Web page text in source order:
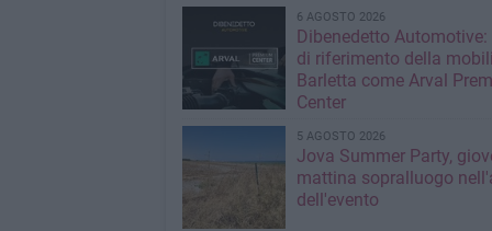
6 AGOSTO 2026
Dibenedetto
di riferimento della
Barletta come Arval
Center
5 AGOSTO 2026
Jova Summer Party,
mattina sopralluogo
dell'evento